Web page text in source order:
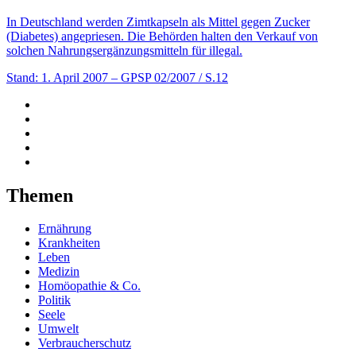
In Deutschland werden Zimtkapseln als Mittel gegen Zucker
(Diabetes) angepriesen. Die Behörden halten den Verkauf von
solchen Nahrungsergänzungsmitteln für illegal.
Stand: 1. April 2007 – GPSP 02/2007 / S.12
Themen
Ernährung
Krankheiten
Leben
Medizin
Homöopathie & Co.
Politik
Seele
Umwelt
Verbraucherschutz